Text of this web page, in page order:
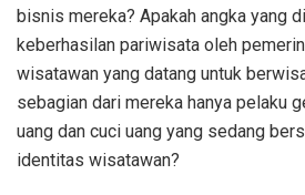
bisnis mereka? Apakah angka yang
keberhasilan pariwisata oleh
wisatawan yang datang untuk
sebagian dari mereka hanya pelaku
uang dan cuci uang yang sedang
identitas wisatawan?